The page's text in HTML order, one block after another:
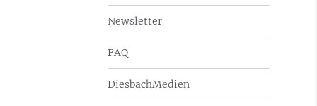
Newsletter
FAQ
DiesbachMedien